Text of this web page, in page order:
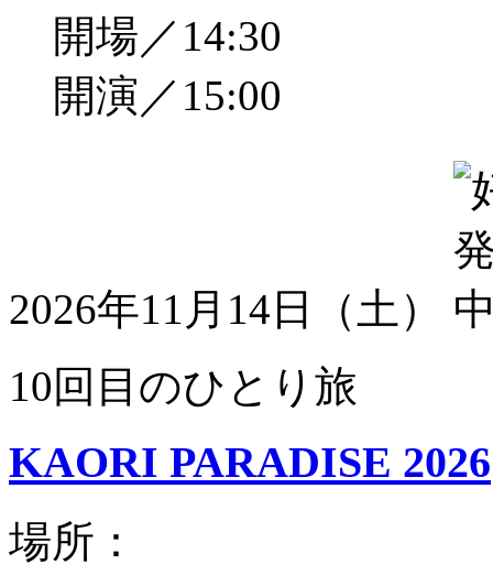
開場／14:30
開演／15:00
2026年11月14日（土）
10回目のひとり旅
KAORI PARADISE 2026
場所：